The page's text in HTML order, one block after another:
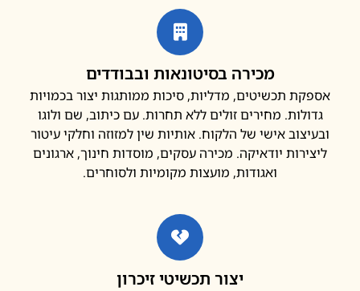
מכירה בסיטונאות ובבודדים
תכשיטים, מדליות, סיכות ממותגות יצור בכמויות
מחירים זולים ללא תחרות. עם כיתוב, שם ולוגו
אישי של הלקוח. אותיות שין למזוזה וחלקי עיטור
יודאיקה. מכירה עסקים, מוסדות חינוך, ארגונים
ואגודות, מועצות מקומיות ולסוחרים.
יצור תכשיטי זיכרון